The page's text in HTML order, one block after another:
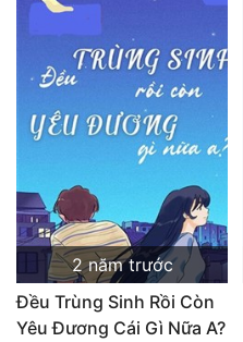
Đông Phương Huyền Huyễn
Đồng Nhân
Cẩu Đạo Trường Sinh
Ngự Thú
Truyện Nam
Truyện Nữ
Vô Địch Lưu
2 năm trước
Đều Trùng Sinh Rồi Còn
Yêu Đương Cái Gì Nữa A?